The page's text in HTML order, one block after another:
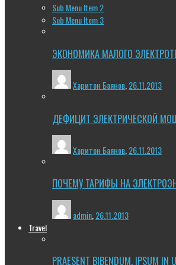
Sub Menu Item 2
Sub Menu Item 3
ЭКОНОМИКА МАЛОГО
Харитон Баянов 26.11.2013
ДЕФИЦИТ ЭЛЕКТРИЧЕСКОЙ
Харитон Баянов 26.11.2013
ПОЧЕМУ ТАРИФЫ НА
admin 26.11.2013
Travel
PRAESENT BIBENDUM, IPSUM IN